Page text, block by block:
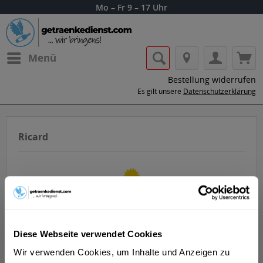
Diese Webseite verwendet Cookies
Wir verwenden Cookies, um Inhalte und Anzeigen zu
Mo – Fr 9 – 17 Uhr
Menü
Bestellung widerrufen
Es gilt unsere Datenschutzerklärung
Ricard
Lass dir die Getränke von Ricard Pastis